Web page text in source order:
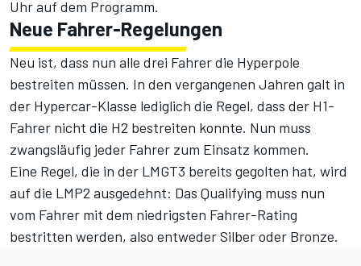
Uhr auf dem Programm.
Neue Fahrer-Regelungen
Neu ist, dass nun alle drei Fahrer die Hyperpole
bestreiten müssen. In den vergangenen Jahren galt in
der Hypercar-Klasse lediglich die Regel, dass der H1-
Fahrer nicht die H2 bestreiten konnte. Nun muss
zwangsläufig jeder Fahrer zum Einsatz kommen.
Eine Regel, die in der LMGT3 bereits gegolten hat, wird
auf die LMP2 ausgedehnt: Das Qualifying muss nun
vom Fahrer mit dem niedrigsten Fahrer-Rating
bestritten werden, also entweder Silber oder Bronze.